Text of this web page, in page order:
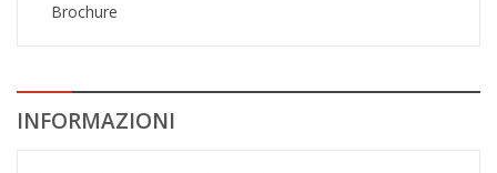
Brochure
INFORMAZIONI